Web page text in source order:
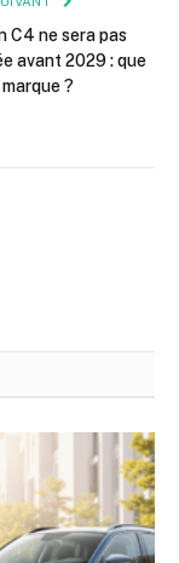
C4 ne sera pas
avant 2029 : que
?